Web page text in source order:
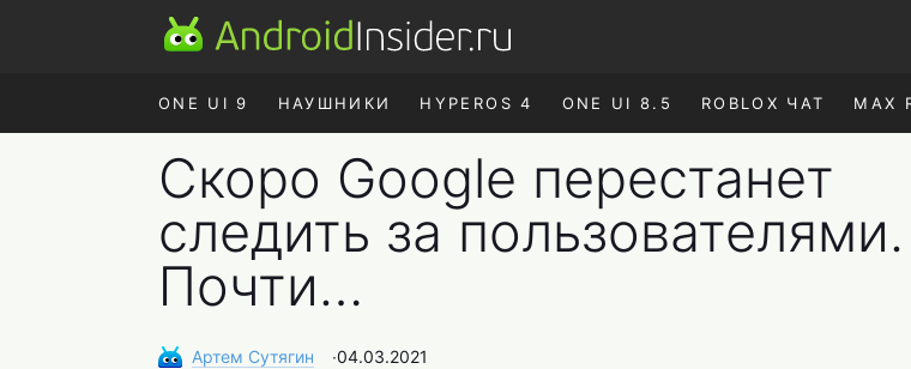
ONE UI 9 НАУШНИКИ HYPEROS 4 ONE UI 8.5 ROBLOX ЧАТ MAX
Скоро Google перестанет
следить за пользователями.
Почти…
Артем Сутягин ∙04.03.2021